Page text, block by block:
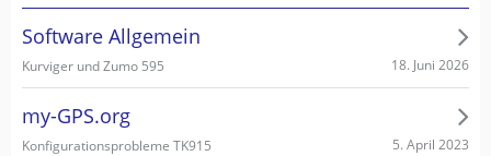
Software Allgemein
Kurviger und Zumo 595 18. Juni 2026
my-GPS.org
Konfigurationsprobleme TK915 5. April 2023